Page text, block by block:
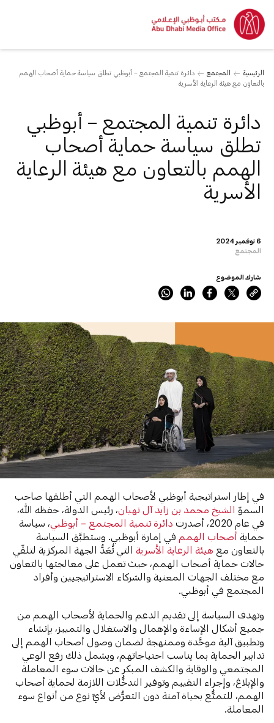
الرئيسية المجتمع
دائرة تنمية المجتمع – أبوظبي تطلق سياسة حماية أصحاب الهمم
بالتعاون مع هيئة الرعاية الأسرية
6 نوفمبر 2024
المجتمع
دائرة تنمية المجتمع – أبوظبي
تطلق سياسة حماية أصحاب
الهمم بالتعاون مع هيئة الرعاية
الأسرية
شارك الموضوع
في إطار استراتيجية أبوظبي لأصحاب الهمم التي أطلقها صاحب
السموّالشيخ محمد بن زايد آل نهيان، رئيس الدولة، حفظه الله،
في عام 2020، أصدرت
دائرة تنمية المجتمع – أبوظبي ، سياسة
حمايةأصحاب الهممفي إمارة أبوظبي. وستطبَّق السياسة
بالتعاون مع هيئة الرعاية الأسريةالتي تُعَدُّ الجهة المركزية لتلقّي
حالات حماية أصحاب الهمم، حيث تعمل على معالجتها بالتعاون
مع مختلف الجهات المعنية والشركاء الاستراتيجيين وأفراد
المجتمع في أبوظبي.
وتهدف السياسة إلى تقديم الدعم والحماية لأصحاب الهمم من
جميع أشكال الإساءة والإهمال والاستغلال والتمييز، بإنشاء
وتطبيق آلية موحَّدة وممنهجة لضمان وصول أصحاب الهمم إلى
تدابير الحماية بما يناسب احتياجاتهم، ويشمل ذلك رفع الوعي
المجتمعي والوقاية والكشف المبكر عن حالات سوء المعاملة
والإبلاغ، وإجراء التقييم وتوفير التدخُّلات اللازمة لحماية أصحاب
الهمم، للتمتُّع بحياة آمنة دون التعرُّض لأيِّ نوع من أنواع سوء
المعاملة.